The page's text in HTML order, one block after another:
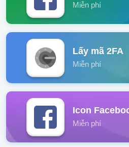
Miễn phí
Lấy mã 2FA
Miễn phí
Icon
Miễn phí